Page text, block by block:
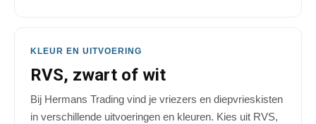
KLEUR EN UITVOERING
RVS, zwart of wit
Bij Hermans Trading vind je vriezers en diepvrieskisten
in verschillende uitvoeringen en kleuren. Kies uit RVS,